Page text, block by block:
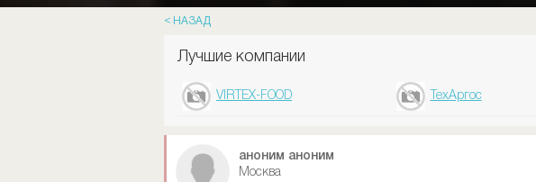
НАЗАД
Лучшие компании
VIRTEX-FOOD ТехАргос
аноним аноним
Москва